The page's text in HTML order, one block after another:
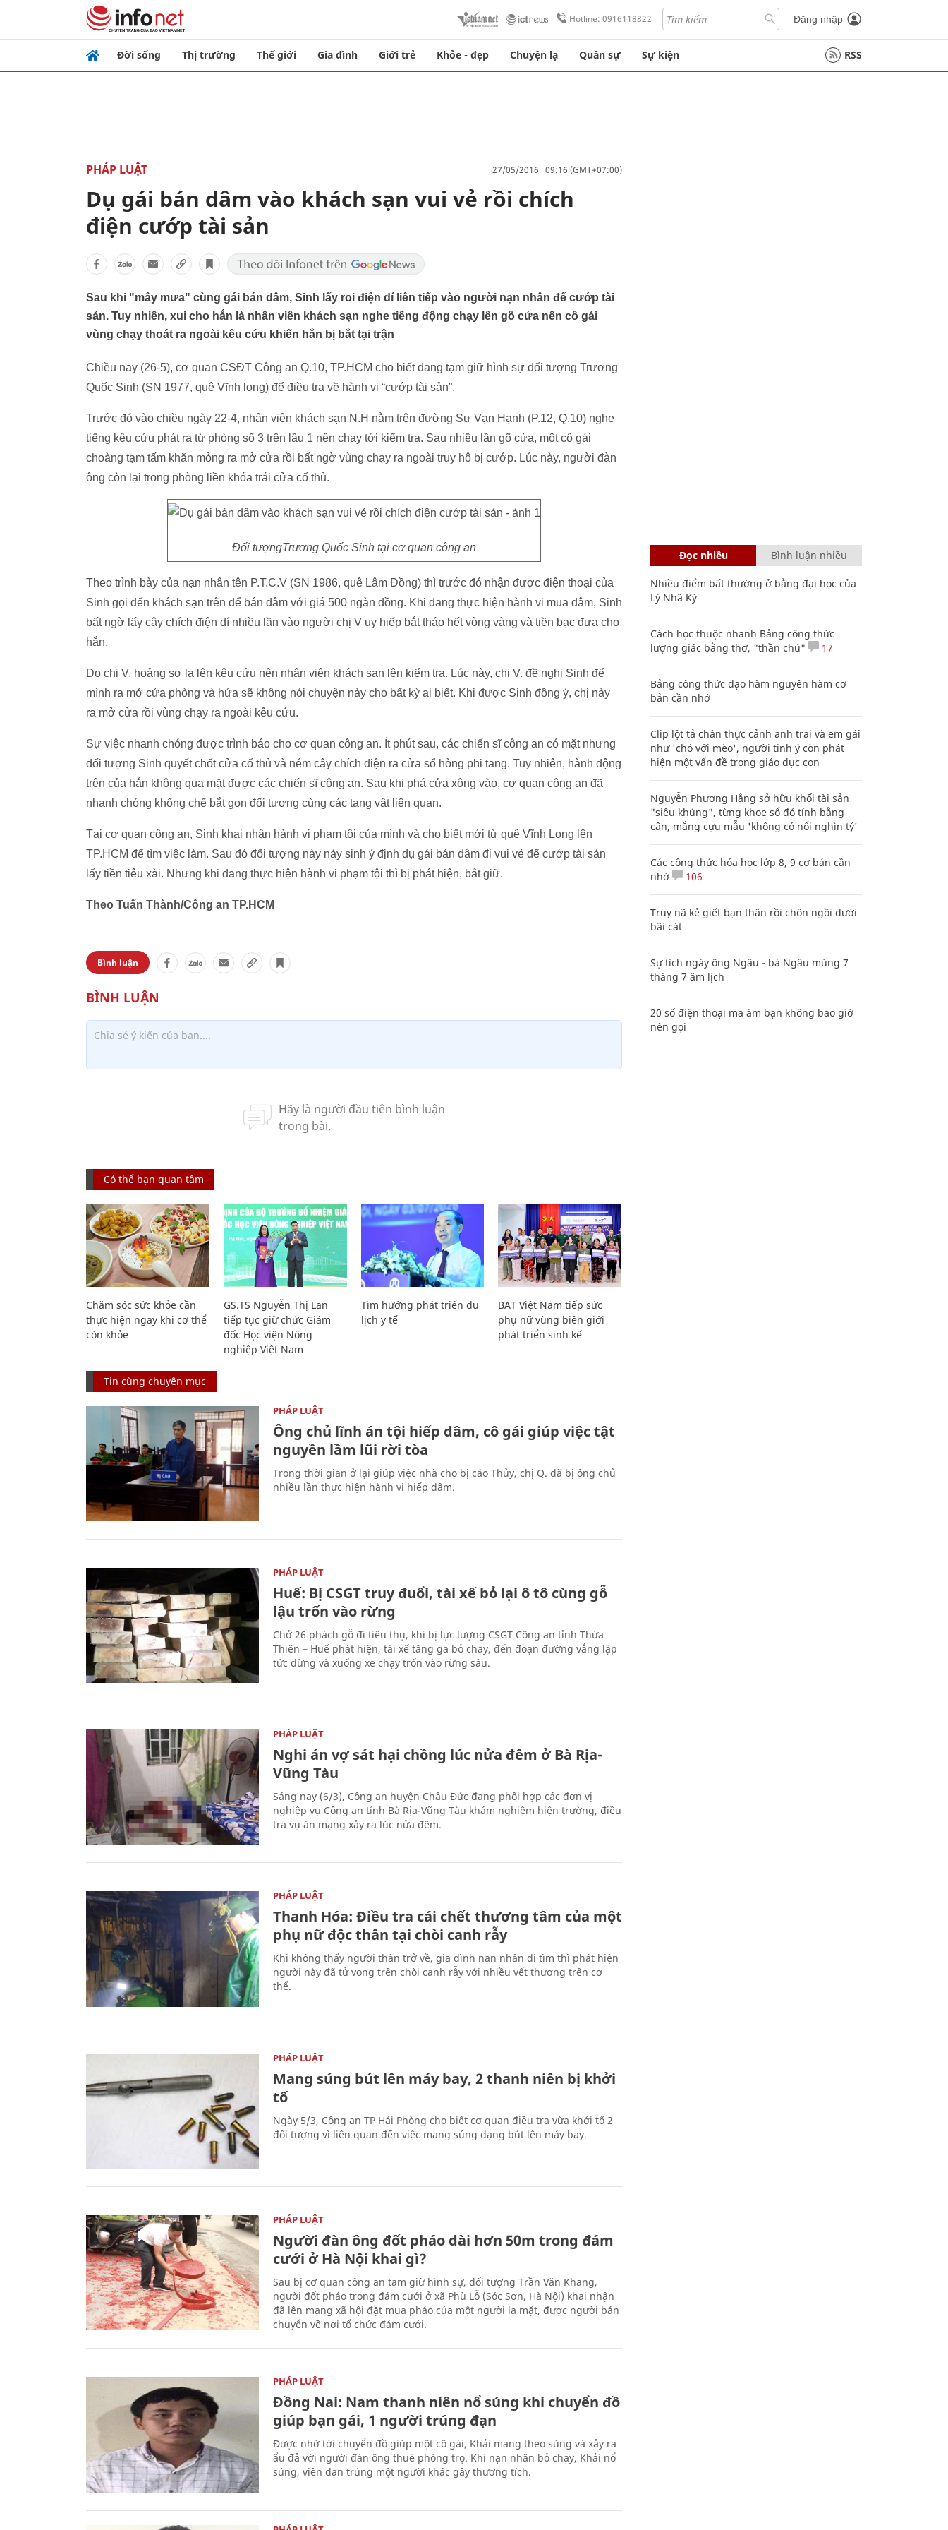
Hotline: 0916118822 Đăng nhập
Đời sống Thị trường Thế giới Gia đình Giới trẻ Khỏe - đẹp Chuyện lạ Quân sự Sự kiện RSS
PHÁP LUẬT 27/05/2016 09:16 (GMT+07:00)
Dụ gái bán dâm vào khách sạn vui vẻ rồi chích
điện cướp tài sản
Sau khi "mây mưa" cùng gái bán dâm, Sinh lấy roi điện dí liên tiếp vào người nạn nhân để cướp tài
sản. Tuy nhiên, xui cho hắn là nhân viên khách sạn nghe tiếng động chạy lên gõ cửa nên cô gái
vùng chạy thoát ra ngoài kêu cứu khiến hắn bị bắt tại trận
Chiều nay (26-5), cơ quan CSĐT Công an Q.10, TP.HCM cho biết đang tạm giữ hình sự đối tượng Trương
Quốc Sinh (SN 1977, quê Vĩnh long) để điều tra về hành vi “cướp tài sản”.
Trước đó vào chiều ngày 22-4, nhân viên khách sạn N.H nằm trên đường Sư Vạn Hạnh (P.12, Q.10) nghe
tiếng kêu cứu phát ra từ phòng số 3 trên lầu 1 nên chạy tới kiểm tra. Sau nhiều lần gõ cửa, một cô gái
choàng tạm tấm khăn mỏng ra mở cửa rồi bất ngờ vùng chạy ra ngoài truy hô bị cướp. Lúc này, người đàn
ông còn lại trong phòng liền khóa trái cửa cố thủ.
Đối tượngTrương Quốc Sinh tại cơ quan công an
Theo trình bày của nạn nhân tên P.T.C.V (SN 1986, quê Lâm Đồng) thì trước đó nhận được điện thoại của
Sinh gọi đến khách sạn trên để bán dâm với giá 500 ngàn đồng. Khi đang thực hiện hành vi mua dâm, Sinh
bất ngờ lấy cây chích điện dí nhiều lần vào người chị V uy hiếp bắt tháo hết vòng vàng và tiền bạc đưa cho
hắn.
Do chị V. hoảng sợ la lên kêu cứu nên nhân viên khách sạn lên kiểm tra. Lúc này, chị V. đề nghị Sinh để
mình ra mở cửa phòng và hứa sẽ không nói chuyện này cho bất kỳ ai biết. Khi được Sinh đồng ý, chị này
ra mở cửa rồi vùng chạy ra ngoài kêu cứu.
Sự việc nhanh chóng được trình báo cho cơ quan công an. Ít phút sau, các chiến sĩ công an có mặt nhưng
đối tượng Sinh quyết chốt cửa cố thủ và ném cây chích điện ra cửa sổ hòng phi tang. Tuy nhiên, hành động
trên của hắn không qua mặt được các chiến sĩ công an. Sau khi phá cửa xông vào, cơ quan công an đã
nhanh chóng khống chế bắt gọn đối tượng cùng các tang vật liên quan.
Tại cơ quan công an, Sinh khai nhận hành vi phạm tội của mình và cho biết mới từ quê Vĩnh Long lên
TP.HCM để tìm việc làm. Sau đó đối tượng này nảy sinh ý định dụ gái bán dâm đi vui vẻ để cướp tài sản
lấy tiền tiêu xài. Nhưng khi đang thực hiện hành vi phạm tội thì bị phát hiện, bắt giữ.
Theo Tuấn Thành/Công an TP.HCM
Bình luận
Có thể bạn quan tâm
Chăm sóc sức khỏe cần
thực hiện ngay khi cơ thể
còn khỏe
GS.TS Nguyễn Thị Lan
tiếp tục giữ chức Giám
đốc Học viện Nông
nghiệp Việt Nam
Tìm hướng phát triển du
lịch y tế
BAT Việt Nam tiếp sức
phụ nữ vùng biên giới
phát triển sinh kế
Tin cùng chuyên mục
PHÁP LUẬT
Ông chủ lĩnh án tội hiếp dâm, cô gái giúp việc tật
nguyền lầm lũi rời tòa
Trong thời gian ở lại giúp việc nhà cho bị cáo Thủy, chị Q. đã bị ông chủ
nhiều lần thực hiện hành vi hiếp dâm.
PHÁP LUẬT
Huế: Bị CSGT truy đuổi, tài xế bỏ lại ô tô cùng gỗ
lậu trốn vào rừng
Chở 26 phách gỗ đi tiêu thụ, khi bị lực lượng CSGT Công an tỉnh Thừa
Thiên – Huế phát hiện, tài xế tăng ga bỏ chạy, đến đoạn đường vắng lập
tức dừng và xuống xe chạy trốn vào rừng sâu.
PHÁP LUẬT
Nghi án vợ sát hại chồng lúc nửa đêm ở Bà Rịa-
Vũng Tàu
Sáng nay (6/3), Công an huyện Châu Đức đang phối hợp các đơn vị
nghiệp vụ Công an tỉnh Bà Rịa-Vũng Tàu khám nghiệm hiện trường, điều
tra vụ án mạng xảy ra lúc nửa đêm.
PHÁP LUẬT
Thanh Hóa: Điều tra cái chết thương tâm của một
phụ nữ độc thân tại chòi canh rẫy
Khi không thấy người thân trở về, gia đình nạn nhân đi tìm thì phát hiện
người này đã tử vong trên chòi canh rẫy với nhiều vết thương trên cơ
thể.
PHÁP LUẬT
Mang súng bút lên máy bay, 2 thanh niên bị khởi
tố
Ngày 5/3, Công an TP Hải Phòng cho biết cơ quan điều tra vừa khởi tố 2
đối tượng vì liên quan đến việc mang súng dạng bút lên máy bay.
PHÁP LUẬT
Người đàn ông đốt pháo dài hơn 50m trong đám
cưới ở Hà Nội khai gì?
Sau bị cơ quan công an tạm giữ hình sự, đối tượng Trần Văn Khang,
người đốt pháo trong đám cưới ở xã Phù Lỗ (Sóc Sơn, Hà Nội) khai nhận
đã lên mạng xã hội đặt mua pháo của một người lạ mặt, được người bán
chuyển về nơi tổ chức đám cưới.
PHÁP LUẬT
Đồng Nai: Nam thanh niên nổ súng khi chuyển đồ
giúp bạn gái, 1 người trúng đạn
Được nhờ tới chuyển đồ giúp một cô gái, Khải mang theo súng và xảy ra
ẩu đả với người đàn ông thuê phòng trọ. Khi nạn nhân bỏ chạy, Khải nổ
súng, viên đạn trúng một người khác gây thương tích.
Đọc nhiều Bình luận nhiều
Nhiều điểm bất thường ở bằng đại học của
Lý Nhã Kỳ
Cách học thuộc nhanh Bảng công thức
lượng giác bằng thơ, "thần chú"
17
Bảng công thức đạo hàm nguyên hàm cơ
bản cần nhớ
Clip lột tả chân thực cảnh anh trai và em gái
như 'chó với mèo', người tinh ý còn phát
hiện một vấn đề trong giáo dục con
Nguyễn Phương Hằng sở hữu khối tài sản
"siêu khủng", từng khoe sổ đỏ tính bằng
cân, mắng cựu mẫu 'không có nổi nghìn tỷ'
Các công thức hóa học lớp 8, 9 cơ bản cần
nhớ
106
Truy nã kẻ giết bạn thân rồi chôn ngồi dưới
bãi cát
Sự tích ngày ông Ngâu - bà Ngâu mùng 7
tháng 7 âm lịch
20 số điện thoại ma ám bạn không bao giờ
nên gọi